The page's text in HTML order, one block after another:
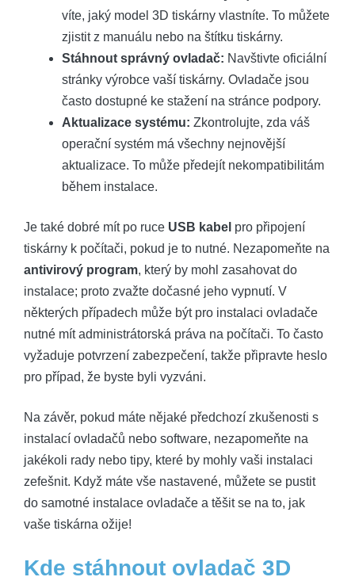
víte, jaký model 3D tiskárny vlastníte. To můžete
zjistit z manuálu nebo na štítku tiskárny.
Stáhnout správný ovladač: Navštivte oficiální
stránky výrobce vaší tiskárny. Ovladače jsou
často dostupné ke stažení na stránce podpory.
Aktualizace systému: Zkontrolujte, zda váš
operační systém má všechny nejnovější
aktualizace. To může předejít nekompatibilitám
během instalace.
Je také dobré mít po ruce USB kabel pro připojení
tiskárny k počítači, pokud je to nutné. Nezapomeňte na
antivirový program, který by mohl zasahovat do
instalace; proto zvažte dočasné jeho vypnutí. V
některých případech může být pro instalaci ovladače
nutné mít administrátorská práva na počítači. To často
vyžaduje potvrzení zabezpečení, takže připravte heslo
pro případ, že byste byli vyzváni.
Na závěr, pokud máte nějaké předchozí zkušenosti s
instalací ovladačů nebo software, nezapomeňte na
jakékoli rady nebo tipy, které by mohly vaši instalaci
zefešnit. Když máte vše nastavené, můžete se pustit
do samotné instalace ovladače a těšit se na to, jak
vaše tiskárna ožije!
Kde stáhnout ovladač 3D